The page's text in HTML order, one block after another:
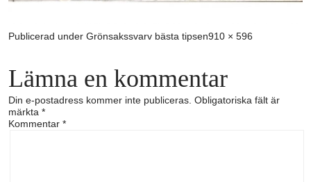
Publicerad under Grönsakssvarv bästa tipsenFull
910 × 596
Lämna en kommentar
Din e-postadress kommer inte publiceras. Obligatoriska fält är
märkta *
Kommentar *